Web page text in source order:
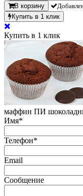
В корзину
Купить в 1 клик
Купить в 1 клик
маффин ПИ
Имя*
Телефон*
Email
Сообщение